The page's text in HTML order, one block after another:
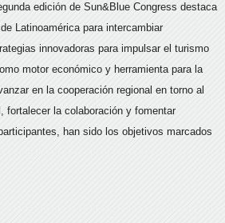
edición de Sun&Blue Congress destaca
Latinoamérica para intercambiar
innovadoras para impulsar el turismo
motor económico y herramienta para la
en la cooperación regional en torno al
fortalecer la colaboración y fomentar
han sido los objetivos marcados